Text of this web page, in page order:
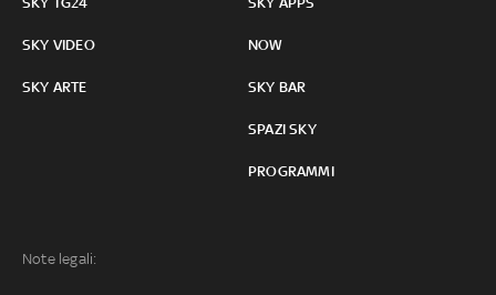
SKY VIDEO
SKY ARTE
NOW
SKY BAR
SPAZI SKY
PROGRAMMI
Note legali: